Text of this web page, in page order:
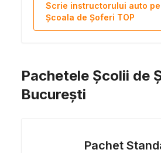
Scrie instructorului auto pe
Școala de Șoferi TOP
Pachetele Școlii de
București
Pachet